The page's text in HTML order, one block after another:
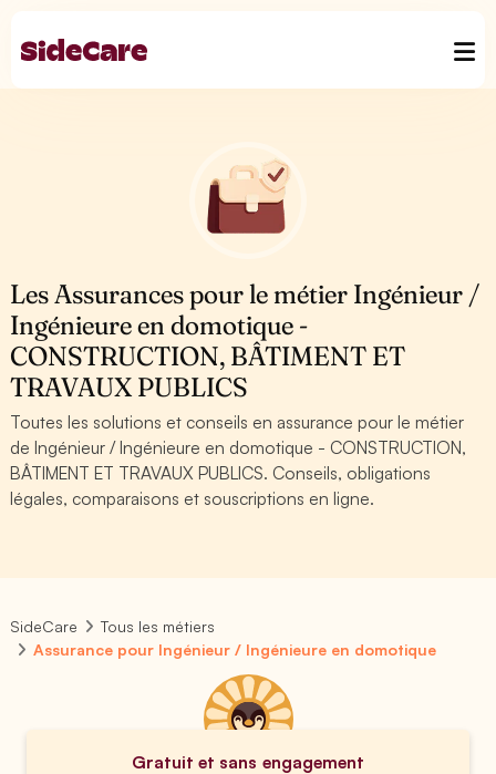
Les Assurances pour le métier Ingénieur /
Ingénieure en domotique -
CONSTRUCTION, BÂTIMENT ET
TRAVAUX PUBLICS
Toutes les solutions et conseils en assurance pour le métier
de Ingénieur / Ingénieure en domotique - CONSTRUCTION,
BÂTIMENT ET TRAVAUX PUBLICS. Conseils, obligations
légales, comparaisons et souscriptions en ligne.
SideCare
Tous les métiers
Assurance pour Ingénieur / Ingénieure en domotique
Gratuit et sans engagement